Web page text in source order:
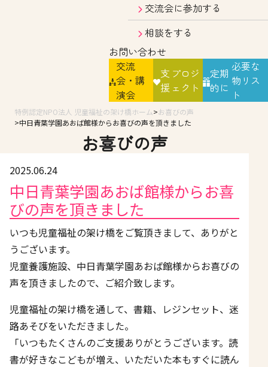
交流会に参加する
相談をする
お問い合わせ
交流
会・講
演会
支
援
プロジ
ェクト
定期
的に
必要な
物リス
ト
特例認定NPO法人 児童福祉の架け橋ホーム
お喜びの声
中日青葉学園あおば館様からお喜びの声を頂きました
お喜びの声
2025.06.24
中日青葉学園あおば館様からお喜
びの声を頂きました
いつも児童福祉の架け橋をご覧頂きまして、ありがと
うございます。
児童養護施設、中日青葉学園あおば館様からお喜びの
声を頂きましたので、ご紹介致します。
児童福祉の架け橋を通して、書籍、レジンセット、迷
路あそびをいただきました。
「いつもたくさんのご支援ありがとうございます。読
書が好きなこどもが増え、いただいた本もすぐに読ん